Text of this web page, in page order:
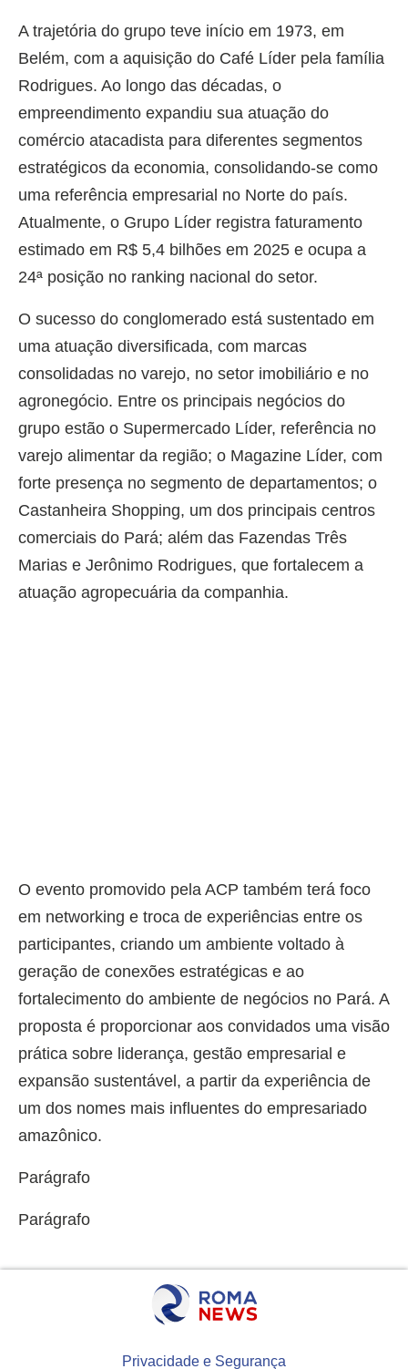
A trajetória do grupo teve início em 1973, em
Belém, com a aquisição do Café Líder pela família
Rodrigues. Ao longo das décadas, o
empreendimento expandiu sua atuação do
comércio atacadista para diferentes segmentos
estratégicos da economia, consolidando-se como
uma referência empresarial no Norte do país.
Atualmente, o Grupo Líder registra faturamento
estimado em R$ 5,4 bilhões em 2025 e ocupa a
24ª posição no ranking nacional do setor.
O sucesso do conglomerado está sustentado em
uma atuação diversificada, com marcas
consolidadas no varejo, no setor imobiliário e no
agronegócio. Entre os principais negócios do
grupo estão o Supermercado Líder, referência no
varejo alimentar da região; o Magazine Líder, com
forte presença no segmento de departamentos; o
Castanheira Shopping, um dos principais centros
comerciais do Pará; além das Fazendas Três
Marias e Jerônimo Rodrigues, que fortalecem a
atuação agropecuária da companhia.
O evento promovido pela ACP também terá foco
em networking e troca de experiências entre os
participantes, criando um ambiente voltado à
geração de conexões estratégicas e ao
fortalecimento do ambiente de negócios no Pará. A
proposta é proporcionar aos convidados uma visão
prática sobre liderança, gestão empresarial e
expansão sustentável, a partir da experiência de
um dos nomes mais influentes do empresariado
amazônico.
Parágrafo
Parágrafo
Privacidade e Segurança